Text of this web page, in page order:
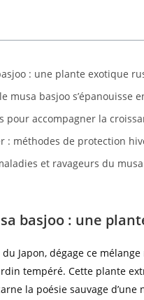
: une plante exotique
musa basjoo s’épanouisse
accompagner la
: méthodes de protection
et ravageurs du
basjoo : une
Japon, dégage ce
tempéré. Cette plante
la poésie sauvage